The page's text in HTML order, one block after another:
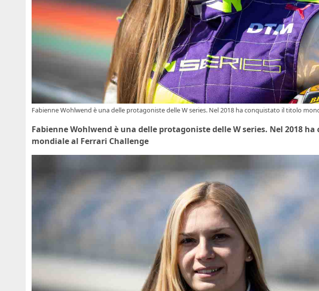
Fabienne Wohlwend è una delle protagoniste delle W series. Nel 2018 ha conquistato il titolo
Fabienne Wohlwend è una delle protagoniste delle W series. Nel 2018
mondiale al Ferrari Challenge